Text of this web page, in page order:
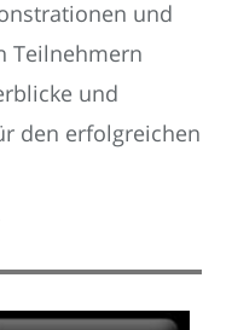
und
Teilnehmern
und
den erfolgreichen